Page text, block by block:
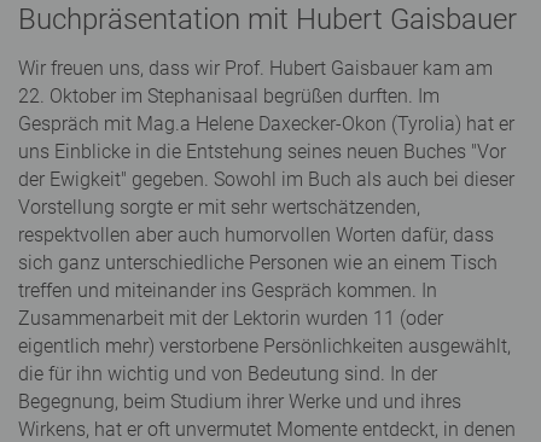
Buchpräsentation mit Hubert Gaisbauer
Wir freuen uns, dass wir Prof. Hubert Gaisbauer kam am
22. Oktober im Stephanisaal begrüßen durften. Im
Gespräch mit Mag.a Helene Daxecker-Okon (Tyrolia) hat er
uns Einblicke in die Entstehung seines neuen Buches "Vor
der Ewigkeit" gegeben. Sowohl im Buch als auch bei dieser
Vorstellung sorgte er mit sehr wertschätzenden,
respektvollen aber auch humorvollen Worten dafür, dass
sich ganz unterschiedliche Personen wie an einem Tisch
treffen und miteinander ins Gespräch kommen. In
Zusammenarbeit mit der Lektorin wurden 11 (oder
eigentlich mehr) verstorbene Persönlichkeiten ausgewählt,
die für ihn wichtig und von Bedeutung sind. In der
Begegnung, beim Studium ihrer Werke und und ihres
Wirkens, hat er oft unvermutet Momente entdeckt, in denen